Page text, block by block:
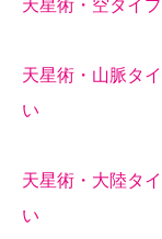
天星術・空タイ
天星術・山脈タ
い
天星術・大陸タ
い